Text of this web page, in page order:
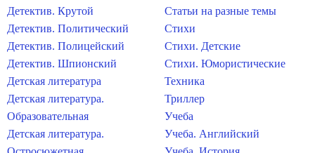
Детектив. Крутой
Детектив. Политический
Детектив. Полицейский
Детектив. Шпионский
Детская литература
Детская литература.
Образовательная
Детская литература.
Статьи на разные темы
Стихи
Стихи. Детские
Стихи. Юмористические
Техника
Триллер
Учеба
Учеба. Английский